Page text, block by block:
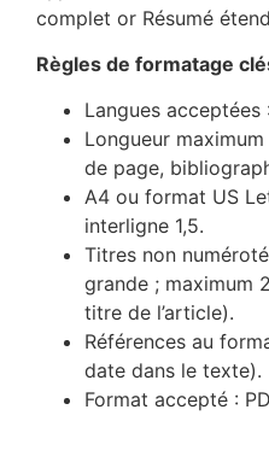
complet or Résumé
Règles de formatage
Langues acceptées
Longueur
de page,
A4 ou format US
interligne 1,5.
Titres non
grande ; maximum
titre de l’article).
Références au
date dans le texte).
Format accepté :